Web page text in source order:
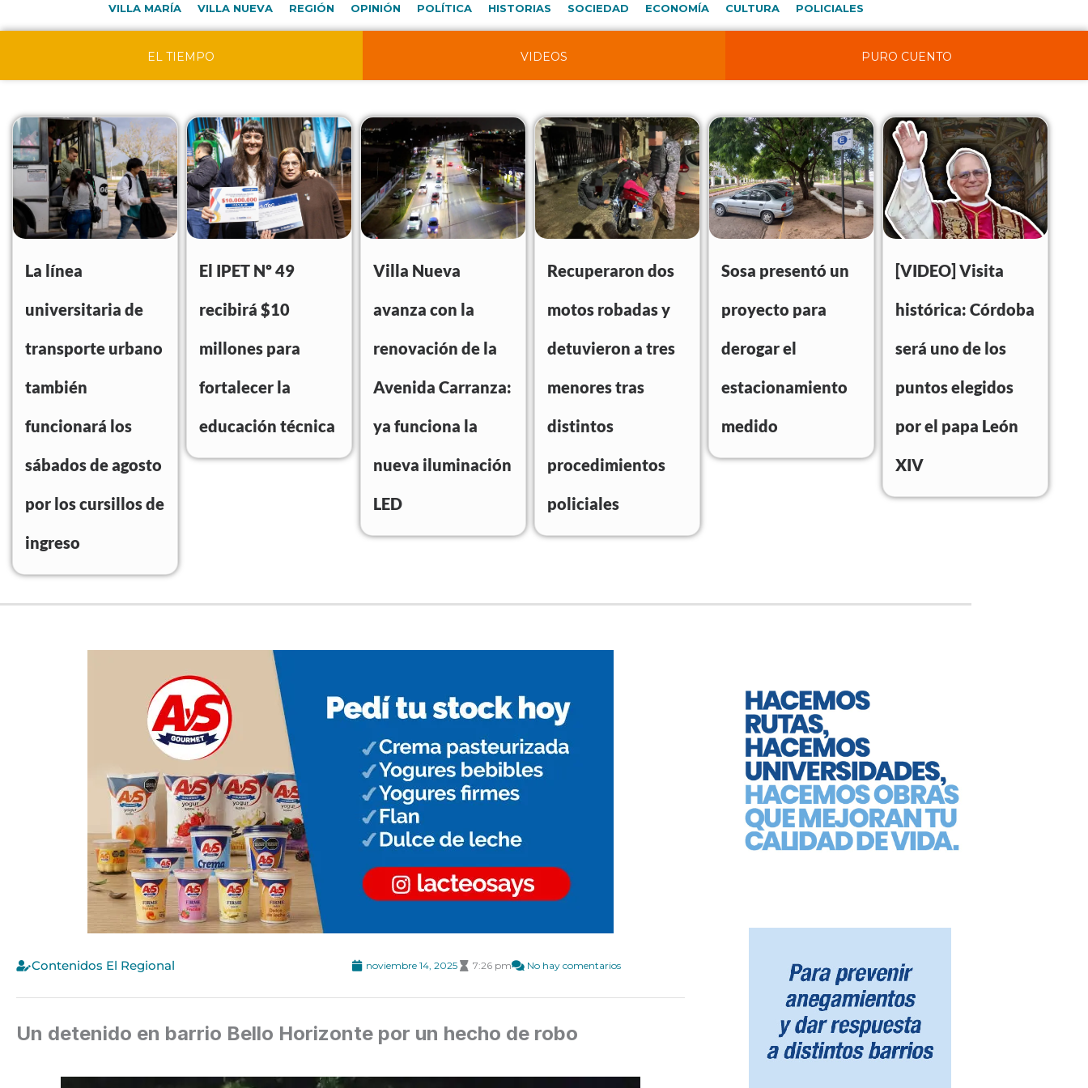
VILLA MARÍA VILLA NUEVA REGIÓN OPINIÓN POLÍTICA HISTORIAS SOCIEDAD ECONOMÍA CULTURA POLICIALES
EL TIEMPO VIDEOS PURO CUENTO
La línea
universitaria de
transporte urbano
también
funcionará los
sábados de agosto
por los cursillos de
ingreso
El IPET Nº 49
recibirá $10
millones para
fortalecer la
educación técnica
Villa Nueva
avanza con la
renovación de la
Avenida Carranza:
ya funciona la
nueva iluminación
LED
Recuperaron dos
motos robadas y
detuvieron a tres
menores tras
distintos
procedimientos
policiales
Sosa presentó un
proyecto para
derogar el
estacionamiento
medido
[VIDEO] Visita
histórica: Córdoba
será uno de los
puntos elegidos
por el papa León
XIV
Contenidos El Regional noviembre 14, 2025 7:26 pm No hay comentarios
Un detenido en barrio Bello Horizonte por un hecho de robo